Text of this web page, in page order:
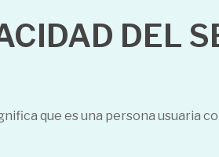
DEL
que es una persona usuaria